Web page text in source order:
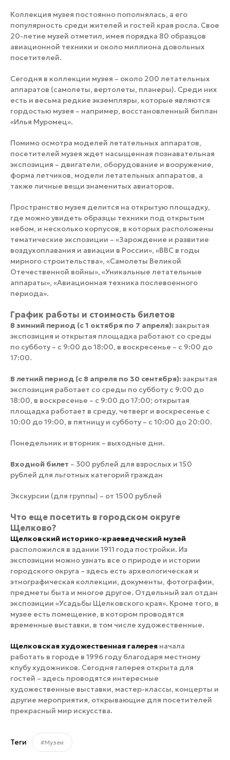
Коллекция музея постоянно пополнялась, а его
популярность среди жителей и гостей края росла. Свое
20-летие музей отметил, имея порядка 80 образцов
авиационной техники и около миллиона довольных
посетителей.
Сегодня в коллекции музея – около 200 летательных
аппаратов (самолеты, вертолеты, планеры). Среди них
есть и весьма редкие экземпляры, которые являются
гордостью музея – например, восстановленный биплан
«Илья Муромец».
Помимо осмотра моделей летательных аппаратов,
посетителей музея ждет насыщенная познавательная
экспозиция – двигатели, оборудование и вооружение,
форма летчиков, модели летательных аппаратов, а
также личные вещи знаменитых авиаторов.
Пространство музея делится на открытую площадку,
где можно увидеть образцы техники под открытым
небом, и несколько корпусов, в которых расположены
тематические экспозиции – «Зарождение и развитие
воздухоплавания и авиации в России», «ВВС в годы
мирного строительства», «Самолеты Великой
Отечественной войны», «Уникальные летательные
аппараты», «Авиационная техника послевоенного
периода».
График работы и стоимость билетов
В зимний период (с 1 октября по 7 апреля):закрытая
экспозиция и открытая площадка работают со среды
по субботу – с 9:00 до 18:00, в воскресенье – с 9:00 до
17:00.
В летний период (с 8 апреля по 30 сентября):закрытая
экспозиция работает со среды по субботу с 9:00 до
18:00, в воскресенье – с 9:00 до 17:00; открытая
площадка работает в среду, четверг и воскресенье с
10:00 до 19:00, в пятницу и субботу – с 10:00 до 20:00.
Понедельник и вторник – выходные дни.
Входной билет – 300 рублей для взрослых и 150
рублей для льготных категорий граждан
Экскурсии (для группы) – от 1500 рублей
Что еще посетить в городском округе
Щелково?
Щелковский историко-краеведческий музей
расположился в здании 1911 года постройки. Из
экспозиции можно узнать все о природе и истории
городского округа – здесь есть археологическая и
этнографическая коллекции, документы, фотографии,
предметы быта и многое другое. Отдельный зал отдан
экспозиции «Усадьбы Щелковского края». Кроме того, в
музее есть помещение, в котором проводятся
временные выставки, в том числе художественные.
Щелковская художественная галерея начала
работать в городе в 1996 году благодаря местному
клубу художников. Сегодня галерея открыта для
гостей – здесь проводятся интересные
художественные выставки, мастер-классы, концерты и
другие мероприятия, открывающие для посетителей
прекрасный мир искусства.
Теги #Музеи